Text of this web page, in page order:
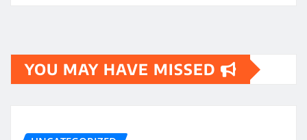
YOU MAY HAVE MISSED